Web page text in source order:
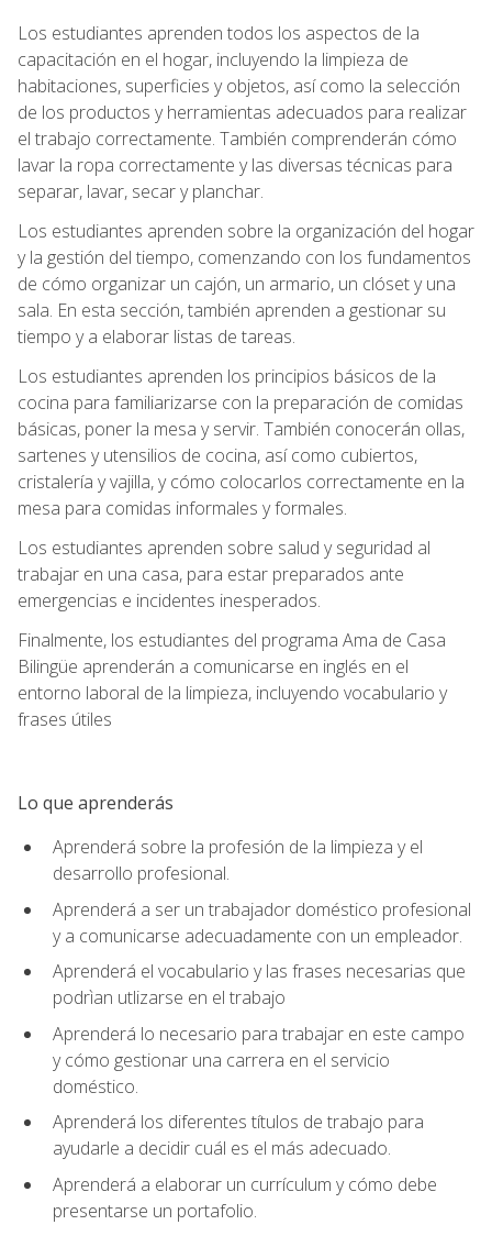
Los estudiantes aprenden todos los aspectos de la
capacitación en el hogar, incluyendo la limpieza de
habitaciones, superficies y objetos, así como la selección
de los productos y herramientas adecuados para realizar
el trabajo correctamente. También comprenderán cómo
lavar la ropa correctamente y las diversas técnicas para
separar, lavar, secar y planchar.
Los estudiantes aprenden sobre la organización del hogar
y la gestión del tiempo, comenzando con los fundamentos
de cómo organizar un cajón, un armario, un clóset y una
sala. En esta sección, también aprenden a gestionar su
tiempo y a elaborar listas de tareas.
Los estudiantes aprenden los principios básicos de la
cocina para familiarizarse con la preparación de comidas
básicas, poner la mesa y servir. También conocerán ollas,
sartenes y utensilios de cocina, así como cubiertos,
cristalería y vajilla, y cómo colocarlos correctamente en la
mesa para comidas informales y formales.
Los estudiantes aprenden sobre salud y seguridad al
trabajar en una casa, para estar preparados ante
emergencias e incidentes inesperados.
Finalmente, los estudiantes del programa Ama de Casa
Bilingüe aprenderán a comunicarse en inglés en el
entorno laboral de la limpieza, incluyendo vocabulario y
frases útiles
Lo que aprenderás
Aprenderá sobre la profesión de la limpieza y el
desarrollo profesional.
Aprenderá a ser un trabajador doméstico profesional
y a comunicarse adecuadamente con un empleador.
Aprenderá el vocabulario y las frases necesarias que
podrìan utlizarse en el trabajo
Aprenderá lo necesario para trabajar en este campo
y cómo gestionar una carrera en el servicio
doméstico.
Aprenderá los diferentes títulos de trabajo para
ayudarle a decidir cuál es el más adecuado.
Aprenderá a elaborar un currículum y cómo debe
presentarse un portafolio.